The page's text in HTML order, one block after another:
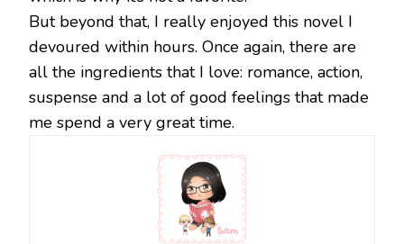
But beyond that, I really enjoyed this novel I
devoured within hours. Once again, there are
all the ingredients that I love: romance, action,
suspense and a lot of good feelings that made
me spend a very great time.